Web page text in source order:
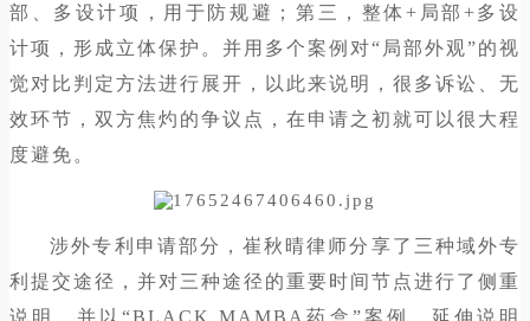
部、多设计项，用于防规避；第三，整体+局部+多设
计项，形成立体保护。并用多个案例对“局部外观”的视
觉对比判定方法进行展开，以此来说明，很多诉讼、无
效环节，双方焦灼的争议点，在申请之初就可以很大程
度避免。
涉外专利申请部分，崔秋晴律师分享了三种域外专
利提交途径，并对三种途径的重要时间节点进行了侧重
说明。并以“BLACK MAMBA药盒”案例，延伸说明